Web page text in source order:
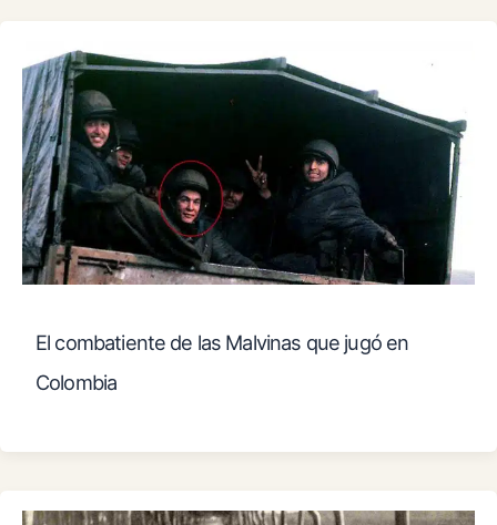
El combatiente de las Malvinas que jugó en
Colombia